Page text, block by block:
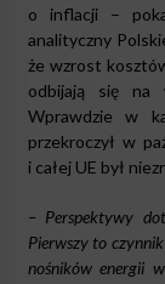
o inflacji –
analityczny
że wzrost
odbijają się na
Wprawdzie w
przekroczył w
i całej UE był
– Perspektywy
Pierwszy to
nośników energii